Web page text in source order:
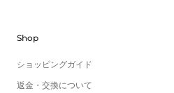
Shop
ショッピングガイド
返金・交換について